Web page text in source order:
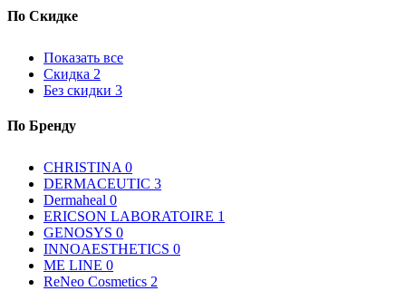
По Скидке
Показать все
Скидка 2
Без скидки 3
По Бренду
CHRISTINA 0
DERMACEUTIC 3
Dermaheal 0
ERICSON LABORATOIRE 1
GENOSYS 0
INNOAESTHETICS 0
ME LINE 0
ReNeo Cosmetics 2